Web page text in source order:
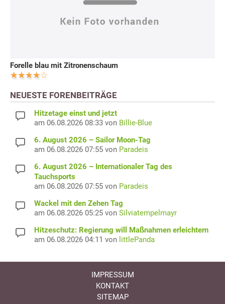
Forelle blau mit Zitronenschaum
NEUESTE FORENBEITRÄGE
Hitzetage einst und jetzt
am 06.08.2026 08:33 von Billie-Blue
6. August 2026 – Sailor Moon-Tag
am 06.08.2026 07:55 von Paradeis
6. August 2026 – Internationaler Tag des
Tauchsports
am 06.08.2026 07:55 von Paradeis
Wackel mit den Zehen Tag
am 06.08.2026 05:25 von Silviatempelmayr
Hitzeschutz: Regierung will Maßnahmen erleichtern
am 06.08.2026 04:11 von littlePanda
IMPRESSUM
KONTAKT
SITEMAP